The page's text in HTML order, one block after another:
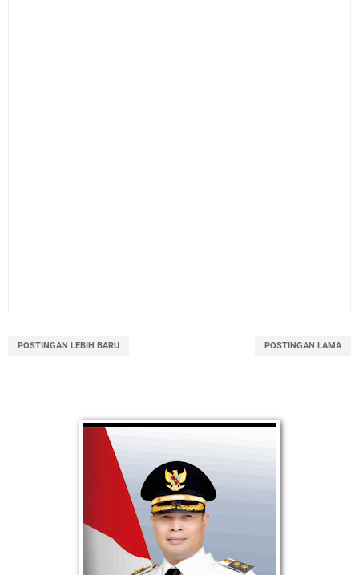
POSTINGAN LEBIH BARU POSTINGAN LAMA